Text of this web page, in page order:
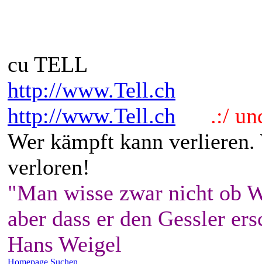
cu TELL
http://www.Tell.ch
http://www.Tell.ch
.:/
Wer kämpft kann
verloren!
"Man wisse zwar nicht ob
aber dass er den Gessler
Hans Weigel
Homepage Suchen